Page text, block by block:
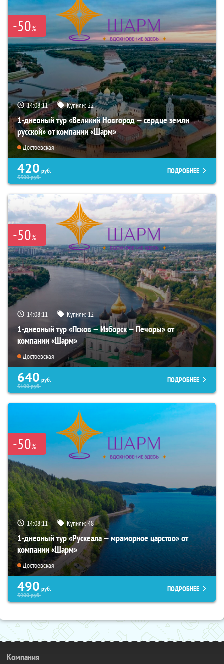
-50%
14:08:10 Купили:22
1-дневный тур «Великий Новгород — сердце земли
русской» от компании «Шарм»
Достоевская
420 руб.
3300руб.
ПОДРОБНЕЕ
-50%
14:08:10 Купили:12
1-дневный тур «Псков — Изборск — Печоры» от
компании «Шарм»
Достоевская
640 руб.
5100руб.
ПОДРОБНЕЕ
-50%
14:08:10 Купили:48
1-дневный тур «Рускеала — мраморное царство» от
компании «Шарм»
Достоевская
490 руб.
3900руб.
ПОДРОБНЕЕ
Компания